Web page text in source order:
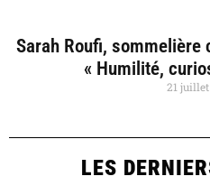
Sarah Roufi, sommelière
« Humilité,
21
LES